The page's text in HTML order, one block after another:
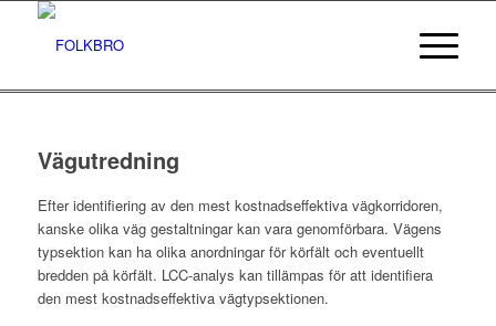
Vägutredning
Efter identifiering av den mest kostnadseffektiva vägkorridoren,
kanske olika väg gestaltningar kan vara genomförbara. Vägens
typsektion kan ha olika anordningar för körfält och eventuellt
bredden på körfält. LCC-analys kan tillämpas för att identifiera
den mest kostnadseffektiva vägtypsektionen.